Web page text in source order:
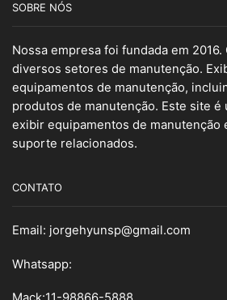
SOBRE NÓS
Nossa empresa foi fundada em
diversos setores de manutenção.
equipamentos de manutenção,
produtos de manutenção. Este site é
exibir equipamentos de manutenção
suporte relacionados.
CONTATO
Email: jorgehyunsp@gmail.com
Whatsapp: